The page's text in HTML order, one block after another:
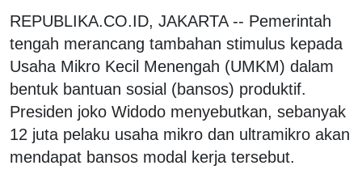
REPUBLIKA.CO.ID, JAKARTA -- Pemerintah
tengah merancang tambahan stimulus kepada
Usaha Mikro Kecil Menengah (UMKM) dalam
bentuk bantuan sosial (bansos) produktif.
Presiden joko Widodo menyebutkan, sebanyak
12 juta pelaku usaha mikro dan ultramikro akan
mendapat bansos modal kerja tersebut.